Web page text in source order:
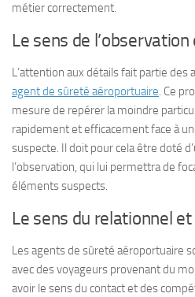
métier correctement.
Le sens de
L’attention aux détails fait partie
agent de sûreté aéroportuaire. Ce
mesure de repérer la moindre
rapidement et efficacement face à
suspecte. Il doit pour cela être doté
l’observation, qui lui permettra de
éléments suspects.
Le sens du relationnel
Les agents de sûreté aéroportuaire
avec des voyageurs provenant du
avoir le sens du contact et des